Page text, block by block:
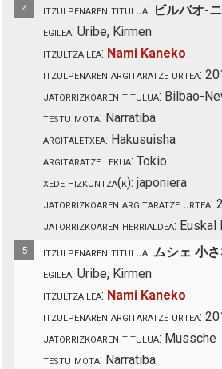
4 itzulpenaren titulua: ビルバオ-
egilea: Uribe, Kirmen
itzultzailea: Nami Kaneko
itzulpenaren argitaratze urtea:
jatorrizkoaren titulua: Bilbao-
testu mota: Narratiba
argitaletxea: Hakusuisha
argitaratze lekua: Tokio
xede hizkuntza(k): japoniera
jatorrizkoaren argitaratze urtea:
jatorrizkoaren herrialdea: Euskal
5 itzulpenaren titulua: ムシェ 小
egilea: Uribe, Kirmen
itzultzailea: Nami Kaneko
itzulpenaren argitaratze urtea:
jatorrizkoaren titulua: Mussche
testu mota: Narratiba